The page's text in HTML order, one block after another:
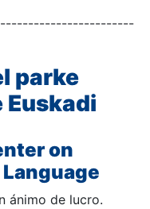
parke
on
ánimo de lucro.